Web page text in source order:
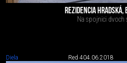
REZIDENCIA HRADSKÁ,
Na spojnici dvoch
Diela Red 404.06.2018